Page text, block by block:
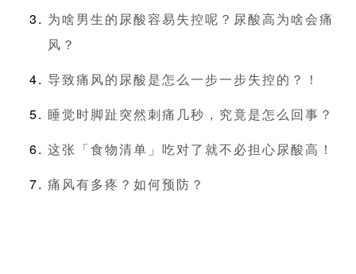
为啥男生的尿酸容易失控呢？尿酸高为啥会痛
风？
导致痛风的尿酸是怎么一步一步失控的？！
睡觉时脚趾突然刺痛几秒，究竟是怎么回事？
这张「食物清单」吃对了就不必担心尿酸高！
痛风有多疼？如何预防？